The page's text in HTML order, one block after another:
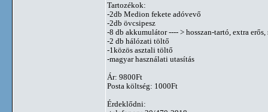
Tartozékok:
-2db Medion fekete adóvevő
-2db övcsipesz
-8 db akkumulátor ---- > hosszan-tartó, extra
-2 db hálózati töltő
-1közös asztali töltő
-magyar használati utasítás
Ár: 9800Ft
Posta költség: 1000Ft
Érdeklődni: